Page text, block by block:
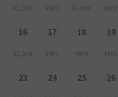
¥1,500 ¥600 ¥1,500 ¥600
16
¥1,500
17
¥600
18
¥600
19
¥600
23 24 25 26